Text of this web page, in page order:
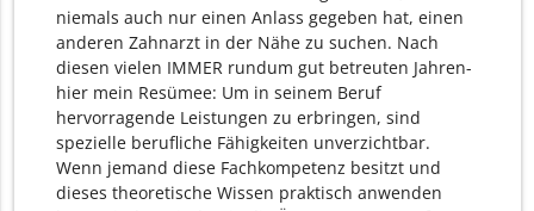
niemals auch nur einen Anlass gegeben hat, einen
anderen Zahnarzt in der Nähe zu suchen. Nach
diesen vielen IMMER rundum gut betreuten Jahren-
hier mein Resümee: Um in seinem Beruf
hervorragende Leistungen zu erbringen, sind
spezielle berufliche Fähigkeiten unverzichtbar.
Wenn jemand diese Fachkompetenz besitzt und
dieses theoretische Wissen praktisch anwenden